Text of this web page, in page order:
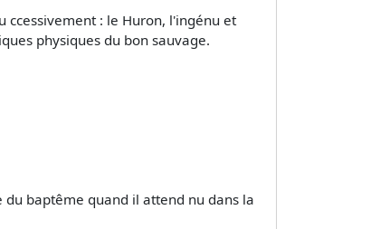
ccessivement : le Huron, l'ingénu et
physiques du bon sauvage.
baptême quand il attend nu dans la